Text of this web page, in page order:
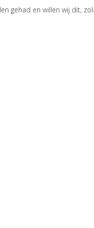
gehad en willen wij dit,